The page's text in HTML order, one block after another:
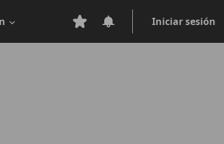
Iniciar sesión